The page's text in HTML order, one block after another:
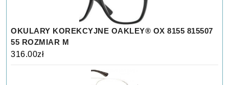
OKULARY KOREKCYJNE OAKLEY® OX 8155 815507
55 ROZMIAR M
316.00zł